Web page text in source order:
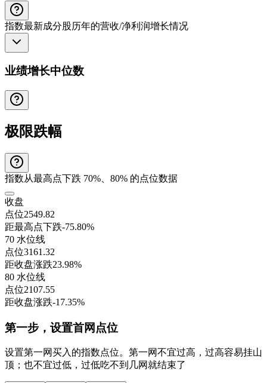
指数最新成分股历年的营收/净利润增长情况
业绩增长中位数
极限跌幅
指数从最高点下跌 70%、80% 的点位数据
收盘
点位2549.82
距最高点下跌-75.80%
70 水位线
点位3161.32
距收盘涨跌23.98%
80 水位线
点位2107.55
距收盘涨跌-17.35%
第一步，设置首网点位
设置第一网买入的指数点位。第一网不宜过高，过高容易挂山
顶；也不宜过低，过低吃不到几网就结束了